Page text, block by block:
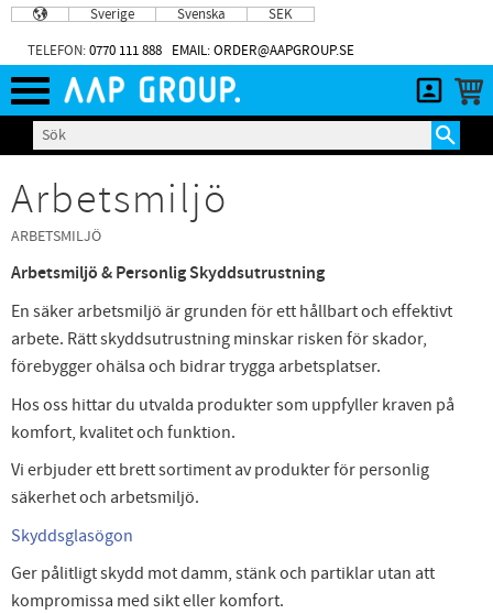
Meny
Sverige Svenska SEK
TELEFON:0770 111 888 EMAIL: ORDER@AAPGROUP.SE
Arbetsmiljö
ARBETSMILJÖ
Arbetsmiljö & Personlig Skyddsutrustning
En säker arbetsmiljö är grunden för ett hållbart och effektivt
arbete. Rätt skyddsutrustning minskar risken för skador,
förebygger ohälsa och bidrar trygga arbetsplatser.
Hos oss hittar du utvalda produkter som uppfyller kraven på
komfort, kvalitet och funktion.
Vi erbjuder ett brett sortiment av produkter för personlig
säkerhet och arbetsmiljö.
Skyddsglasögon
Ger pålitligt skydd mot damm, stänk och partiklar utan att
kompromissa med sikt eller komfort.